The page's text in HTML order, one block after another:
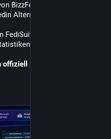
BizzFed habe ich diese, sehr
Alternative) nun in
auch mit BizzFed
verfolgen.
20 Fediverse